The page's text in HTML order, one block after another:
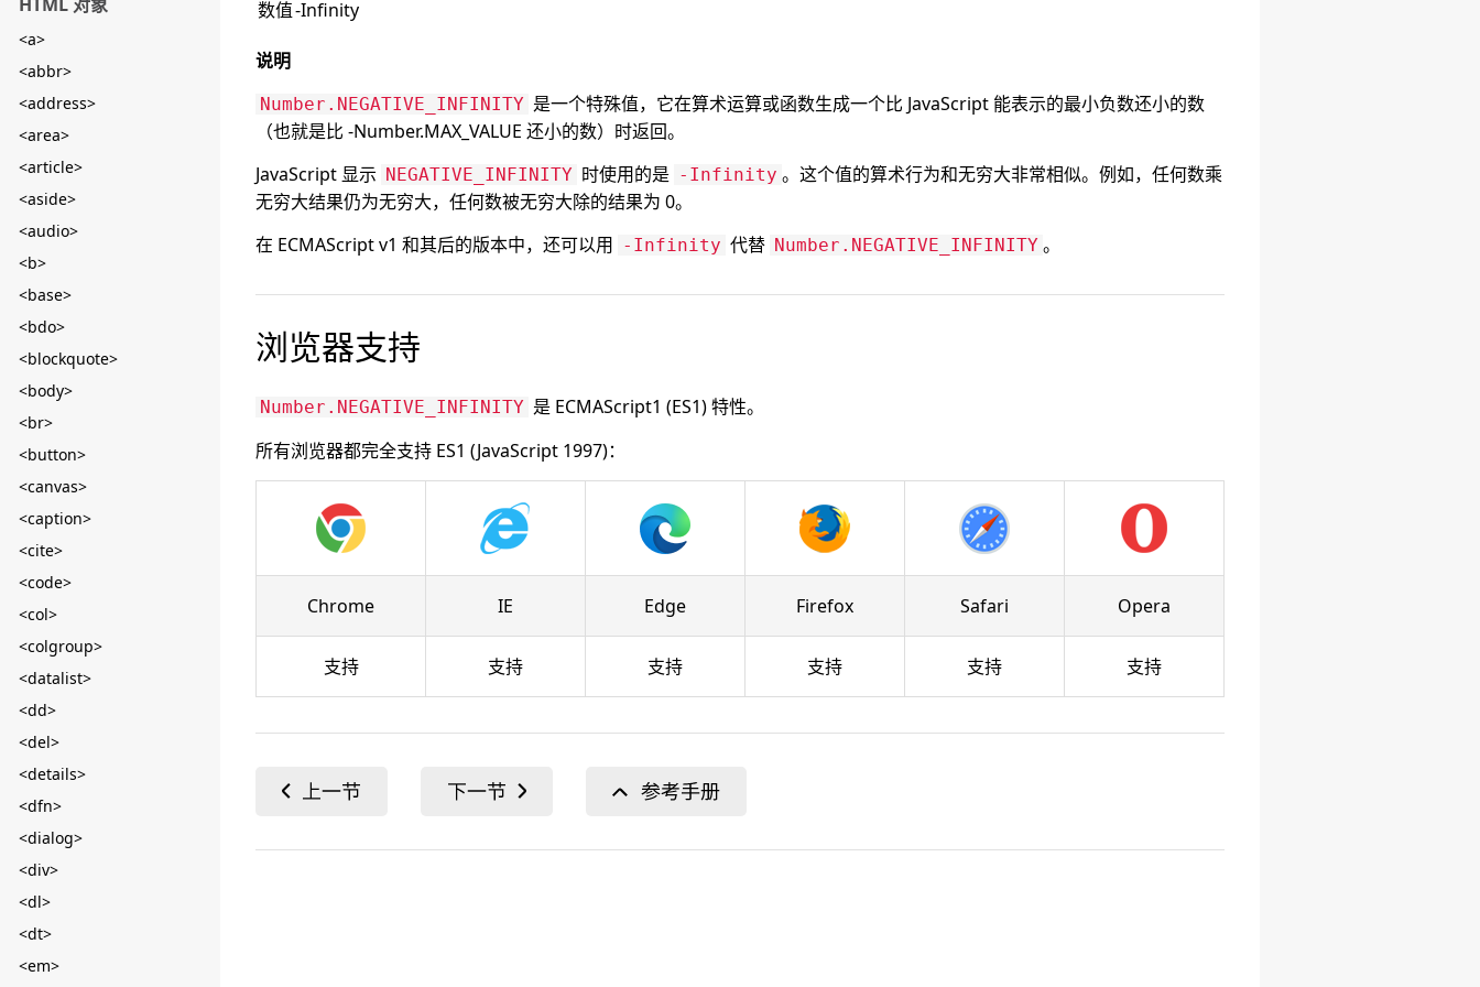
<a>
<abbr>
<address>
<area>
<article>
<aside>
<audio>
<b>
<base>
<bdo>
<blockquote>
<body>
<br>
<button>
<canvas>
<caption>
<cite>
<code>
<col>
<colgroup>
<datalist>
<dd>
<del>
<details>
<dfn>
<dialog>
<div>
<dl>
<dt>
<em>
数值-Infinity
说明
Number.NEGATIVE_INFINITY 是一个特殊值，它在算术运算或函数生成一个比 JavaScript 能表示的最小负数还小的数
（也就是比 -Number.MAX_VALUE 还小的数）时返回。
JavaScript 显示 NEGATIVE_INFINITY 时使用的是 -Infinity 。这个值的算术行为和无穷大非常相似。例如，任何数乘
无穷大结果仍为无穷大，任何数被无穷大除的结果为 0。
在 ECMAScript v1 和其后的版本中，还可以用 -Infinity 代替 Number.NEGATIVE_INFINITY 。
浏览器支持
Number.NEGATIVE_INFINITY 是 ECMAScript1 (ES1) 特性。
所有浏览器都完全支持 ES1 (JavaScript 1997)：
Chrome IE Edge Firefox Safari Opera
支持 支持 支持 支持 支持 支持